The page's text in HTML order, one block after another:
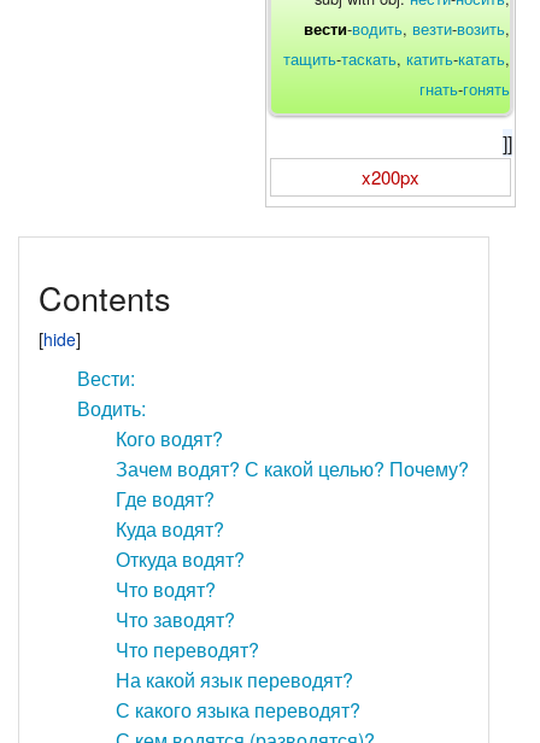
вести-водить, везти-возить,
тащить-таскать, катить-катать,
гнать-гонять
]]
x200px
Contents
Вести:
Водить:
Кого водят?
Зачем водят? С какой целью? Почему?
Где водят?
Куда водят?
Откуда водят?
Что водят?
Что заводят?
Что переводят?
На какой язык переводят?
С какого языка переводят?